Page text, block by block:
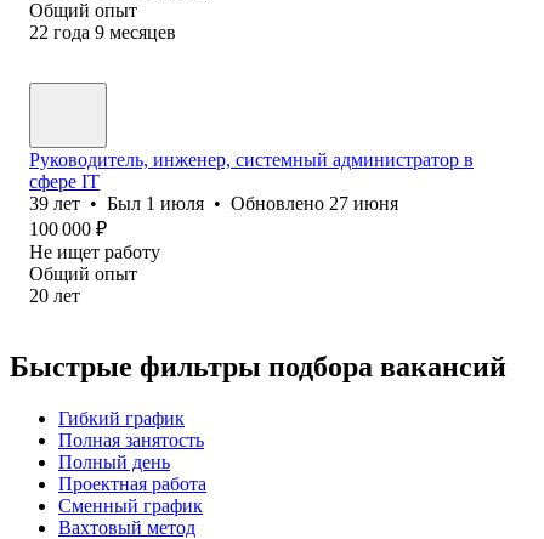
Общий опыт
22 года 9 месяцев
Руководитель, инженер, системный администратор в
сфере IT
39 лет • Был 1 июля • Обновлено 27 июня
100 000 ₽
Не ищет работу
Общий опыт
20 лет
Быстрые фильтры подбора вакансий
Гибкий график
Полная занятость
Полный день
Проектная работа
Сменный график
Вахтовый метод